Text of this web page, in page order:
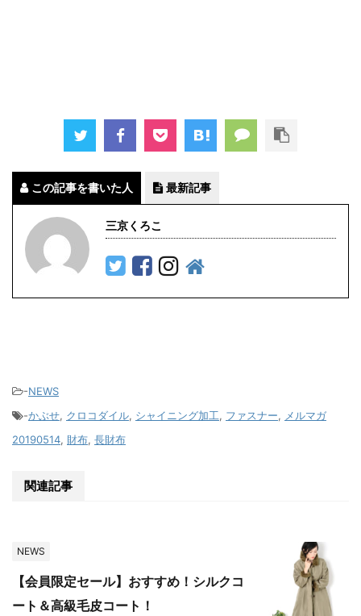
この記事を書いた人 最新記事
三京くろこ
-NEWS
-かぶせ, クロコダイル, シャイニング加工, ファスナー, メルマガ
20190514, 財布, 長財布
関連記事
NEWS
【会員限定セール】おすすめ！シルクコ
ート＆高級毛皮コート！